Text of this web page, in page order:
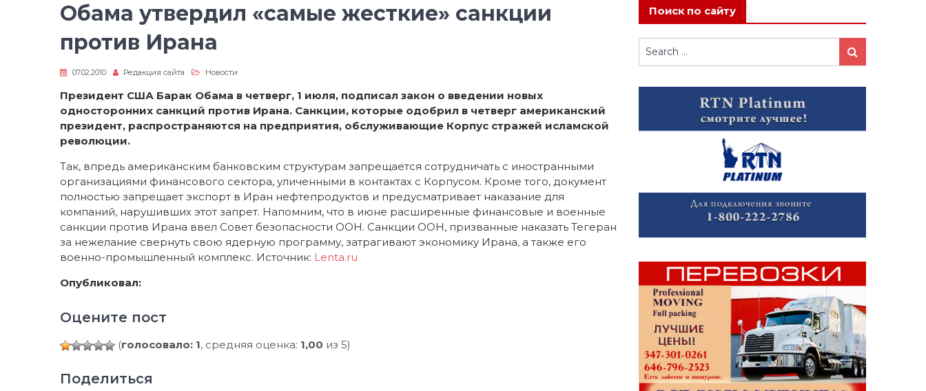
Обама утвердил «самые жесткие» санкции
против Ирана
07.02.2010 Редакция сайта Новости
Президент США Барак Обама в четверг, 1 июля, подписал закон о введении новых
односторонних санкций против Ирана. Санкции, которые одобрил в четверг американский
президент, распространяются на предприятия, обслуживающие Корпус стражей исламской
революции.
Так, впредь американским банковским структурам запрещается сотрудничать с иностранными
организациями финансового сектора, уличенными в контактах с Корпусом. Кроме того, документ
полностью запрещает экспорт в Иран нефтепродуктов и предусматривает наказание для
компаний, нарушивших этот запрет. Напомним, что в июне расширенные финансовые и военные
санкции против Ирана ввел Совет безопасности ООН. Санкции ООН, призванные наказать Тегеран
за нежелание свернуть свою ядерную программу, затрагивают экономику Ирана, а также его
военно-промышленный комплекс. Источник: Lenta.ru
Опубликовал:
Оцените пост
(голосовало: 1, средняя оценка: 1,00 из 5)
Поделиться
Поиск по сайту
Search
for:
Search